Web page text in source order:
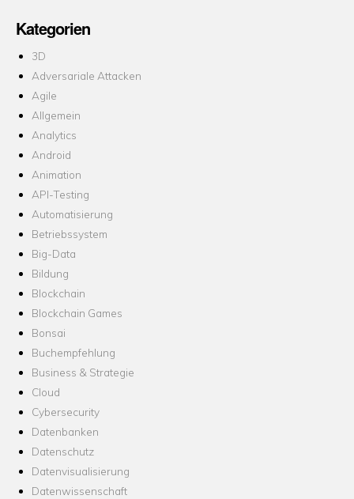
Kategorien
3D
Adversariale Attacken
Agile
Allgemein
Analytics
Android
Animation
API-Testing
Automatisierung
Betriebssystem
Big-Data
Bildung
Blockchain
Blockchain Games
Bonsai
Buchempfehlung
Business & Strategie
Cloud
Cybersecurity
Datenbanken
Datenschutz
Datenvisualisierung
Datenwissenschaft